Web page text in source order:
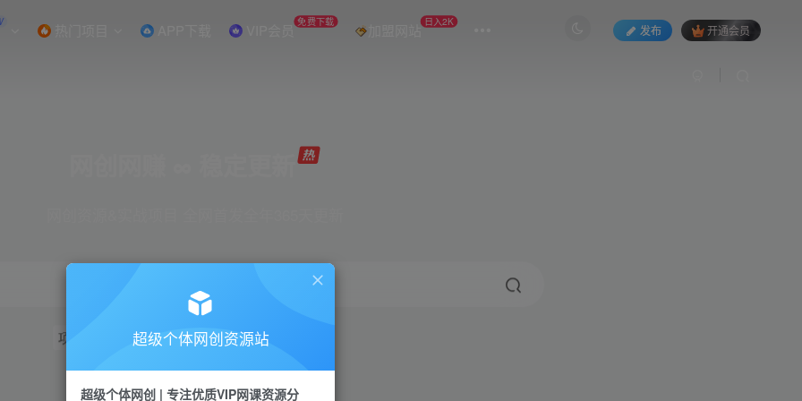
热门项目 APP下载 VIP会员 免费下载 加盟网站 日入2K
发布 开通会员
项目 引流 短视频 小红书
超级个体网创资源站
超级个体网创 | 专注优质VIP网课资源分